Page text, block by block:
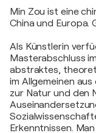
Min Zou ist eine
China und Europa.
Als Künstlerin
Masterabschluss
abstraktes,
im Allgemeinen
zur Natur und den
Erkenntnissen.